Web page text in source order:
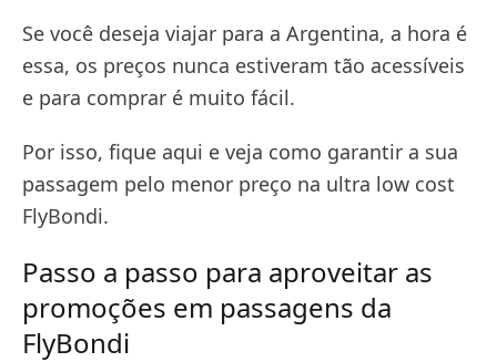
Se você deseja viajar para a Argentina, a hora é
essa, os preços nunca estiveram tão acessíveis
e para comprar é muito fácil.
Por isso, fique aqui e veja como garantir a sua
passagem pelo menor preço na ultra low cost
FlyBondi.
Passo a passo para aproveitar as
promoções em passagens da
FlyBondi